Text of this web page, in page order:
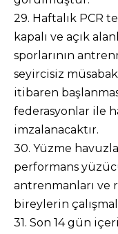
29. Haftalık PCR
kapalı ve açık
sporlarının
seyircisiz
itibaren
federasyonlar ile
imzalanacaktır.
30. Yüzme
performans
antrenmanları ve
bireylerin
31. Son 14 gün